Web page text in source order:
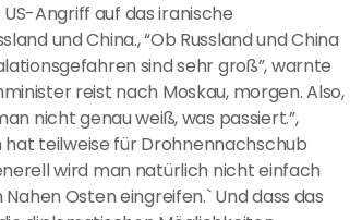
Angriff auf das iranische
und China., “Ob Russland und China
sind sehr groß”, warnte
reist nach Moskau, morgen. Also,
nicht genau weiß, was passiert.”,
teilweise für Drohnennachschub
wird man natürlich nicht einfach
Osten eingreifen.` Und dass das